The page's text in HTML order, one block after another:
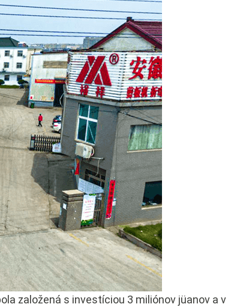
založená s investíciou 3 miliónov jüanov a